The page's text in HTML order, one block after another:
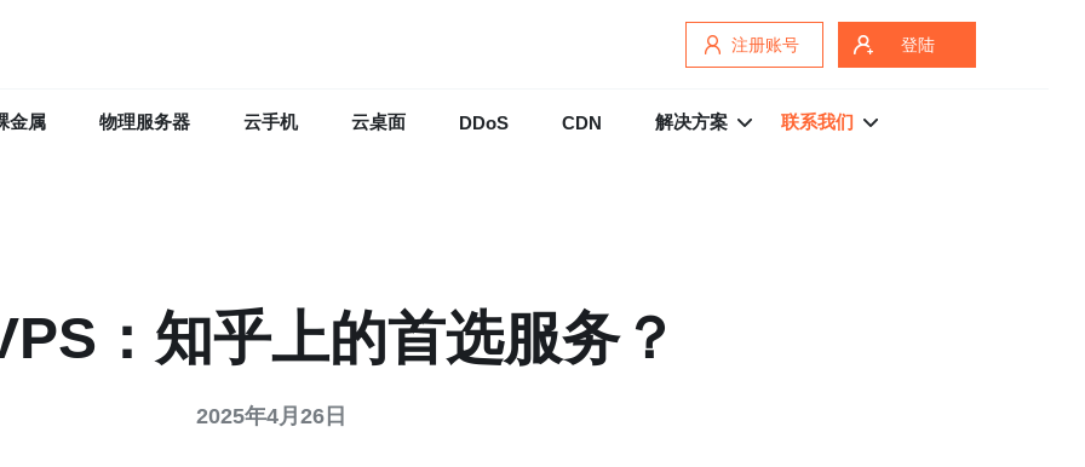
注册账号 登陆
金属 物理服务器 云手机 云桌面 DDoS CDN 解决方案 联系我们
：知乎上的首选服务？
2025年4月26日